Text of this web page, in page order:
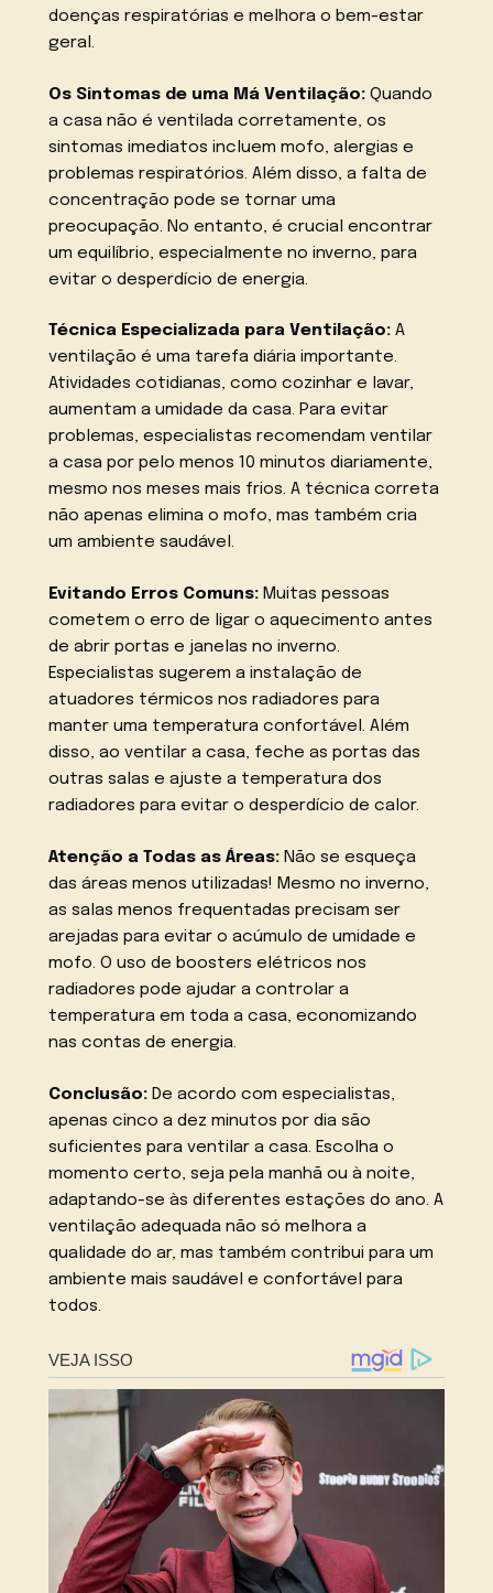
doenças respiratórias e melhora o bem-estar
geral.
Os Sintomas de uma Má Ventilação: Quando
a casa não é ventilada corretamente, os
sintomas imediatos incluem mofo, alergias e
problemas respiratórios. Além disso, a falta de
concentração pode se tornar uma
preocupação. No entanto, é crucial encontrar
um equilíbrio, especialmente no inverno, para
evitar o desperdício de energia.
Técnica Especializada para Ventilação: A
ventilação é uma tarefa diária importante.
Atividades cotidianas, como cozinhar e lavar,
aumentam a umidade da casa. Para evitar
problemas, especialistas recomendam ventilar
a casa por pelo menos 10 minutos diariamente,
mesmo nos meses mais frios. A técnica correta
não apenas elimina o mofo, mas também cria
um ambiente saudável.
Evitando Erros Comuns: Muitas pessoas
cometem o erro de ligar o aquecimento antes
de abrir portas e janelas no inverno.
Especialistas sugerem a instalação de
atuadores térmicos nos radiadores para
manter uma temperatura confortável. Além
disso, ao ventilar a casa, feche as portas das
outras salas e ajuste a temperatura dos
radiadores para evitar o desperdício de calor.
Atenção a Todas as Áreas: Não se esqueça
das áreas menos utilizadas! Mesmo no inverno,
as salas menos frequentadas precisam ser
arejadas para evitar o acúmulo de umidade e
mofo. O uso de boosters elétricos nos
radiadores pode ajudar a controlar a
temperatura em toda a casa, economizando
nas contas de energia.
Conclusão: De acordo com especialistas,
apenas cinco a dez minutos por dia são
suficientes para ventilar a casa. Escolha o
momento certo, seja pela manhã ou à noite,
adaptando-se às diferentes estações do ano. A
ventilação adequada não só melhora a
qualidade do ar, mas também contribui para um
ambiente mais saudável e confortável para
todos.